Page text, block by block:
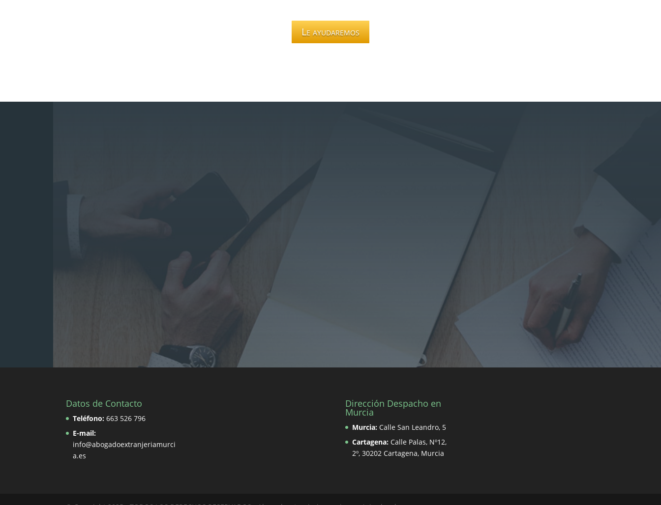
Le ayudaremos
Datos de Contacto
Teléfono: 663 526 796
E-mail:
info@abogadoextranjeriamurci
a.es
Dirección Despacho en
Murcia
Murcia: Calle San Leandro, 5
Cartagena: Calle Palas, Nº12,
2º, 30202 Cartagena, Murcia